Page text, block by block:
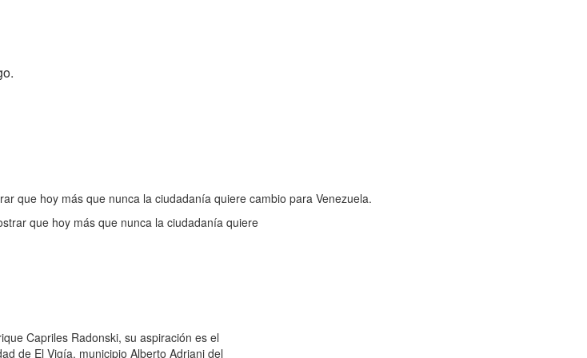
que hoy más que nunca la ciudadanía quiere cambio para Venezuela.
que hoy más que nunca la ciudadanía quiere
Capriles Radonski, su aspiración es el
de El Vigía, municipio Alberto Adriani del